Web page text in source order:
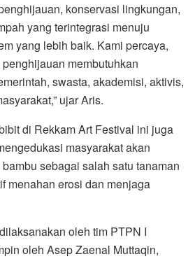
konservasi lingkungan,
yang terintegrasi menuju
yang lebih baik. Kami percaya,
membutuhkan
swasta, akademisi, aktivis,
ujar Aris.
di Rekkam Art Festival ini juga
masyarakat akan
sebagai salah satu tanaman
menahan erosi dan menjaga
oleh tim PTPN I
oleh Asep Zaenal Muttaqin,